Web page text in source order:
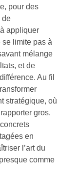
pour des
de
appliquer
se limite pas à
mélange
et de
Au fil
stratégique, où
gros.
en
l’art du
comme